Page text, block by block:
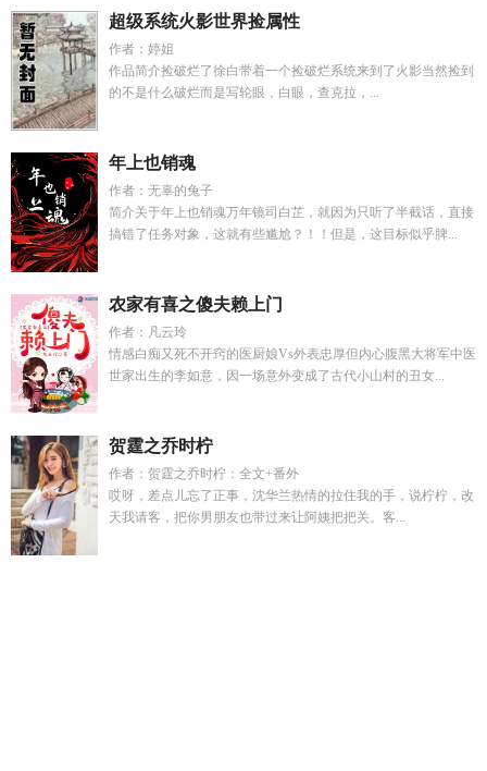
超级系统火影世界捡属性
作者：婷姐
作品简介捡破烂了徐白带着一个捡破烂系统来到了火影当然捡到
的不是什么破烂而是写轮眼，白眼，查克拉，...
年上也销魂
作者：无辜的兔子
简介关于年上也销魂万年镜司白芷，就因为只听了半截话，直接
搞错了任务对象，这就有些尴尬？！！但是，这目标似乎脾...
农家有喜之傻夫赖上门
作者：凡云玲
情感白痴又死不开窍的医厨娘Vs外表忠厚但内心腹黑大将军中医
世家出生的李如意，因一场意外变成了古代小山村的丑女...
贺霆之乔时柠
作者：贺霆之乔时柠：全文+番外
哎呀，差点儿忘了正事，沈华兰热情的拉住我的手，说柠柠，改
天我请客，把你男朋友也带过来让阿姨把把关。客...